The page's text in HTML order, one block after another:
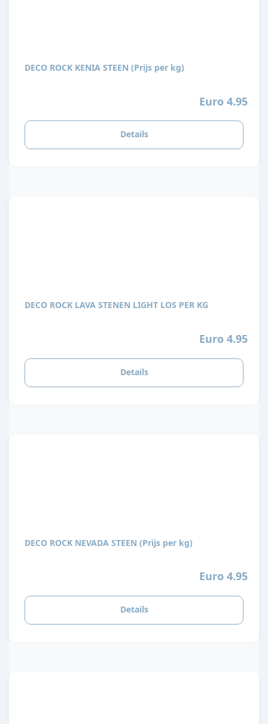
DECO ROCK KENIA STEEN (Prijs per kg)
Euro 4.95
Details
DECO ROCK LAVA STENEN LIGHT LOS PER KG
Euro 4.95
Details
DECO ROCK NEVADA STEEN (Prijs per kg)
Euro 4.95
Details